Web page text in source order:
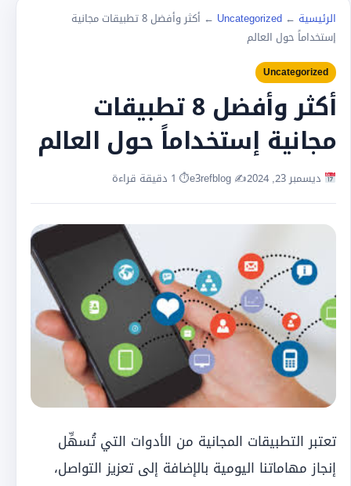
الرئيسية ←
Uncategorized
←
أكثر وأفضل 8 تطبيقات مجانية
إستخداماً حول العالم
Uncategorized
أكثر وأفضل 8 تطبيقات
مجانية إستخداماً حول العالم
ديسمبر 23, 2024 ✍️ e3refblog ⏱ 1 دقيقة قراءة
تعتبر التطبيقات المجانية من الأدوات التي تُسهِّل
إنجاز مهاماتنا اليومية بالإضافة إلى تعزيز التواصل،